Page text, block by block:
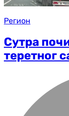
Регион
Сутра
теретног